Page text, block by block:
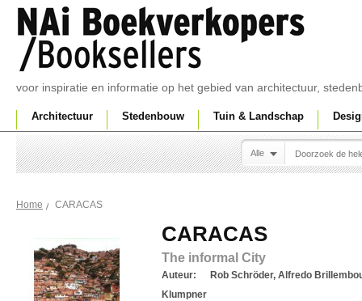
voor inspiratie en informatie op het gebied van architectuur,
Architectuur Stedenbouw Tuin & Landschap
Alle
Home CARACAS
CARACAS
The informal City
Auteur:
Rob Schröder, Alfredo
Klumpner